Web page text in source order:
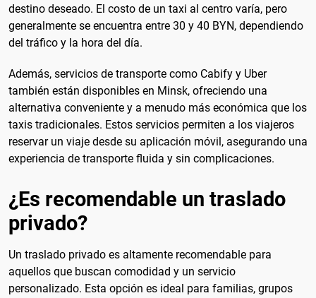
destino deseado. El costo de un taxi al centro varía, pero
generalmente se encuentra entre 30 y 40 BYN, dependiendo
del tráfico y la hora del día.
Además, servicios de transporte como Cabify y Uber
también están disponibles en Minsk, ofreciendo una
alternativa conveniente y a menudo más económica que los
taxis tradicionales. Estos servicios permiten a los viajeros
reservar un viaje desde su aplicación móvil, asegurando una
experiencia de transporte fluida y sin complicaciones.
¿Es recomendable un traslado
privado?
Un traslado privado es altamente recomendable para
aquellos que buscan comodidad y un servicio
personalizado. Esta opción es ideal para familias, grupos